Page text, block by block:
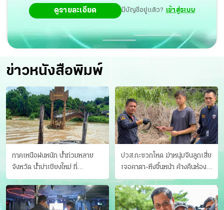
ดูรายละเอียด มีบัญชีอยู่แล้ว? เข้าสู่ระบบ
ข่าวหนังสือพิมพ์
ภาคเหนือฝนหนัก น้ำท่วมหลาย
จังหวัด นํ้าบ่าเชียงใหม่ ที่
แม่ฮ่องสอน ซัดสะพานขาด
ปวส.กะซวกโหด ฆ่าหนุ่มจีนลูกเสี่ย
เจอคาตา-หึงขึ้นหน้า ค้างคืนห้อง
แฟนสาว